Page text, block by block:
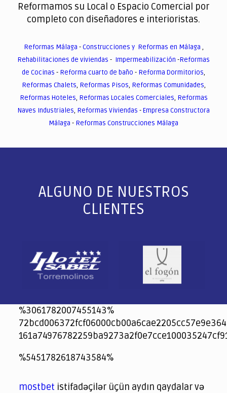
Reformamos su Local o Espacio Comercial por
completo con diseñadores e interioristas.
Reformas Málaga -Construcciones y Reformas en Málaga ,
Rehabilitaciones de viviendas - Impermeabilización -Reformas
de Cocinas - Reforma cuarto de baño - Reforma Dormitorios,
Reformas Chalets, Reformas Pisos, Reformas Comunidades,
Reformas Hoteles, Reformas Locales Comerciales, Reformas
Naves Industriales, Reformas Viviendas -Empresa Constructora
Málaga - Reformas Construcciones Málaga
ALGUNO DE NUESTROS
CLIENTES
%3061782007455143%
jeetcity
1xbet
jeet city casino
%5451782618743584%
spintiger
Avabet
Spinrise
Crown Green
Crowngreen casino login
슈가 러쉬1000 슬롯
crazy time casino online
1xcasinozambia.com
codingworldnews.com
parimatch.kr
winorio
winorio casino
winorio
mostbet istifadəçilər üçün aydın qaydalar və